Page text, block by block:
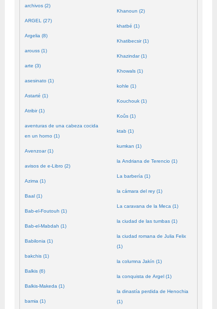
archivos (2)
ARGEL (27)
Argelia (8)
arouss (1)
arte (3)
asesinato (1)
Astarté (1)
Atribir (1)
aventuras de una cabeza cocida
en un horno (1)
Avenzoar (1)
avisos de e-Libro (2)
Azima (1)
Baal (1)
Bab-el-Foutouh (1)
Bab-el-Mabdah (1)
Babilonia (1)
bakchis (1)
Balkis (6)
Balkis-Makeda (1)
bamia (1)
Khanoun (2)
khatbé (1)
Khatibecsir (1)
Khazindar (1)
Khowals (1)
kohle (1)
Kouchouk (1)
Koûs (1)
ktab (1)
kumkan (1)
la Andriana de Terencio (1)
La barbería (1)
la cámara del rey (1)
La caravana de la Meca (1)
la ciudad de las tumbas (1)
la ciudad romana de Julia Felix
(1)
la columna Jakín (1)
la conquista de Argel (1)
la dinastía perdida de Henochia
(1)